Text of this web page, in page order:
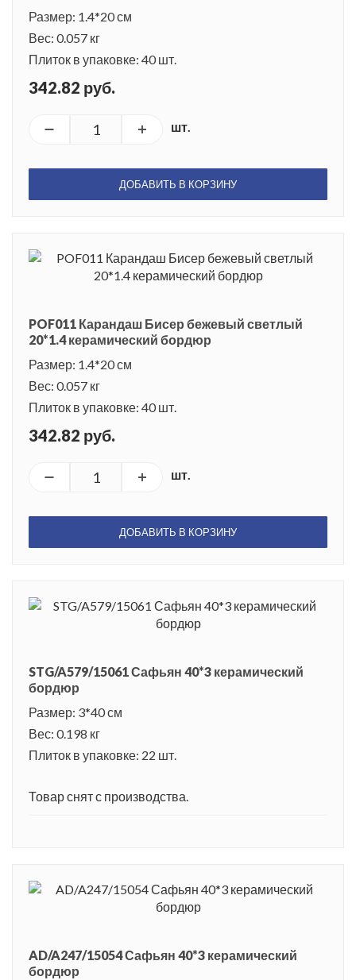
Размер: 1.4*20 см
Вес: 0.057 кг
Плиток в упаковке: 40 шт.
342.82 руб.
шт.
ДОБАВИТЬ В КОРЗИНУ
POF011 Карандаш Бисер бежевый светлый
20*1.4 керамический бордюр
Размер: 1.4*20 см
Вес: 0.057 кг
Плиток в упаковке: 40 шт.
342.82 руб.
шт.
ДОБАВИТЬ В КОРЗИНУ
STG/A579/15061 Сафьян 40*3 керамический
бордюр
Размер: 3*40 см
Вес: 0.198 кг
Плиток в упаковке: 22 шт.
Товар снят с производства.
AD/A247/15054 Сафьян 40*3 керамический
бордюр